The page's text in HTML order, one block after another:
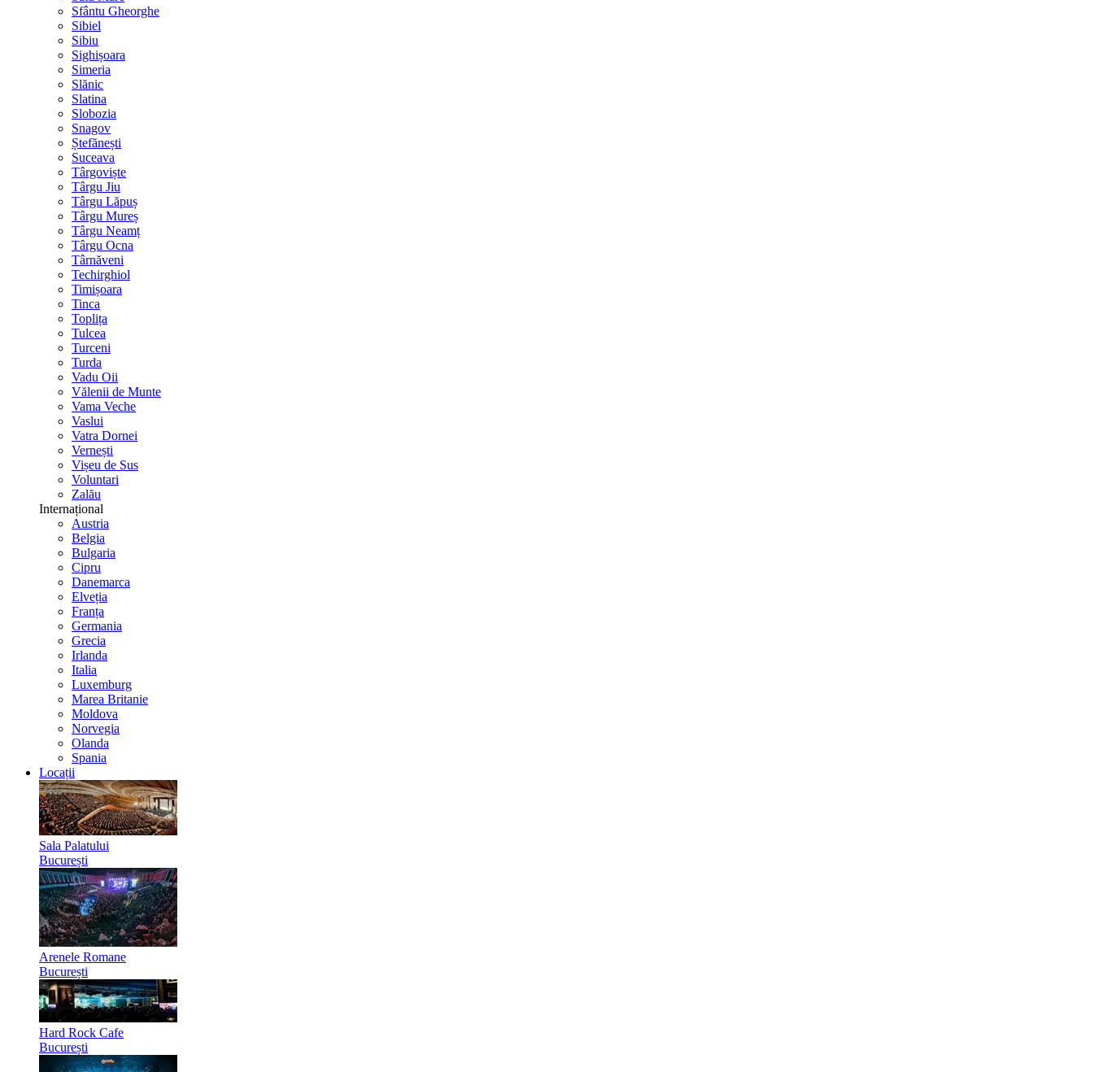
Sfântu Gheorghe
Sibiel
Sibiu
Sighișoara
Simeria
Slănic
Slatina
Slobozia
Snagov
Ștefănești
Suceava
Târgoviște
Târgu Jiu
Târgu Lăpuș
Târgu Mureș
Târgu Neamț
Târgu Ocna
Târnăveni
Techirghiol
Timișoara
Tinca
Toplița
Tulcea
Turceni
Turda
Vadu Oii
Vălenii de Munte
Vama Veche
Vaslui
Vatra Dornei
Vernești
Vișeu de Sus
Voluntari
Zalău
Internațional
Austria
Belgia
Bulgaria
Cipru
Danemarca
Elveția
Franța
Germania
Grecia
Irlanda
Italia
Luxemburg
Marea Britanie
Moldova
Norvegia
Olanda
Spania
Locații
Sala Palatului
București
Arenele Romane
București
Hard Rock Cafe
București